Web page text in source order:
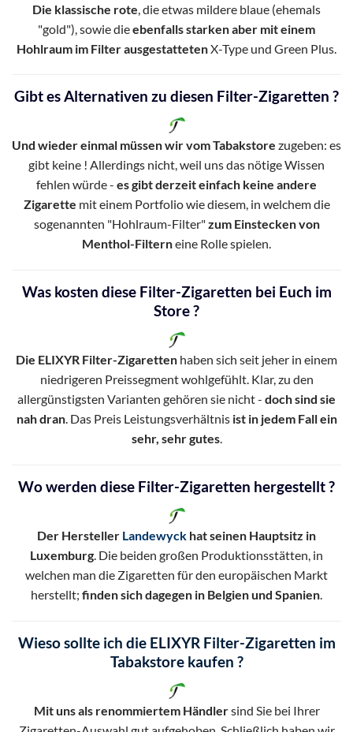
Die klassische rote , die etwas mildere blaue (ehemals
"gold"), sowie dieebenfalls starken aber mit einem
Hohlraum im Filter ausgestattetenX-Type und Green Plus.
Gibt es Alternativen zu diesen Filter-Zigaretten ?
Und wieder einmal müssen wir vom Tabakstore zugeben: es
gibt keine ! Allerdings nicht, weil uns das nötige Wissen
fehlen würde - es gibt derzeit einfach keine andere
Zigarette mit einem Portfolio wie diesem, in welchem die
sogenannten "Hohlraum-Filter"zum Einstecken von
Menthol-Filterneine Rolle spielen.
Was kosten diese Filter-Zigaretten bei Euch im
Store ?
Die ELIXYR Filter-Zigaretten haben sich seit jeher in einem
niedrigeren Preissegment wohlgefühlt. Klar, zu den
allergünstigsten Varianten gehören sie nicht - doch sind sie
nah dran. Das Preis Leistungsverhältnis ist in jedem Fall ein
sehr, sehr gutes.
Wo werden diese Filter-Zigaretten hergestellt ?
Der Hersteller Landewyck hat seinen Hauptsitz in
Luxemburg. Die beiden großen Produktionsstätten, in
welchen man die Zigaretten für den europäischen Markt
herstellt; finden sich dagegen in Belgien und Spanien.
Wieso sollte ich die ELIXYR Filter-Zigaretten im
Tabakstore kaufen ?
Mit uns als renommiertem Händlersind Sie bei Ihrer